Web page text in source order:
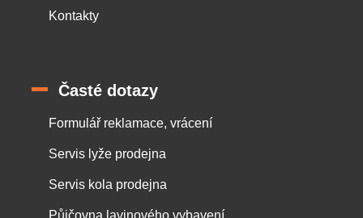
Kontakty
Časté dotazy
Formulář reklamace, vrácení
Servis lyže prodejna
Servis kola prodejna
Půjčovna lavinového vybavení